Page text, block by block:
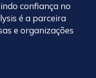
confiança no
é a parceira
e organizações